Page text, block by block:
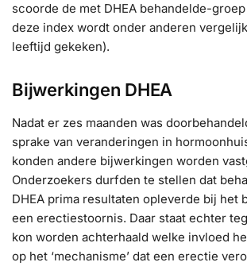
scoorde de met DHEA behandelde-
deze index wordt onder anderen
leeftijd gekeken).
Bijwerkingen DHEA
Nadat er zes maanden was
sprake van veranderingen in
konden andere bijwerkingen worden
Onderzoekers durfden te stellen dat
DHEA prima resultaten opleverde bij het
een erectiestoornis. Daar staat echter
kon worden achterhaald welke invloed
op het ‘mechanisme’ dat een erectie